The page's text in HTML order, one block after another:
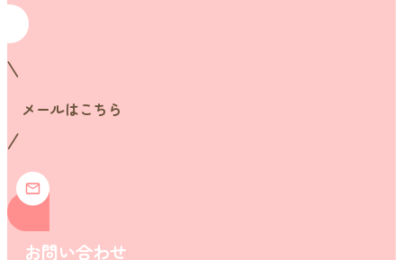
メールはこちら
お問い合わせ